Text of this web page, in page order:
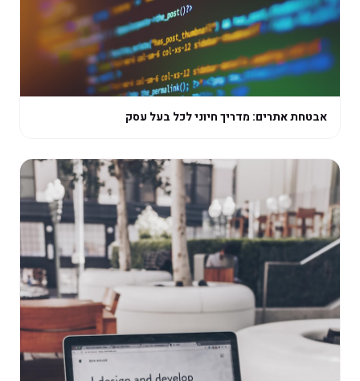
אבטחת אתרים: מדריך חיוני לכל בעל עסק